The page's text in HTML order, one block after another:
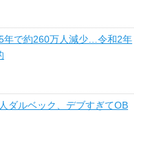
5年で約260万人減少…令和2年
ダルベック、デブすぎてOB